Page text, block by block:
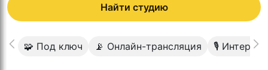
Найти студию
🧩 Под ключ 📡 Онлайн-трансляция 🎙